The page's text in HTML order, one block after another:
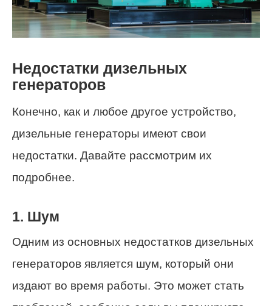
Недостатки дизельных
генераторов
Конечно, как и любое другое устройство,
дизельные генераторы имеют свои
недостатки. Давайте рассмотрим их
подробнее.
1. Шум
Одним из основных недостатков дизельных
генераторов является шум, который они
издают во время работы. Это может стать